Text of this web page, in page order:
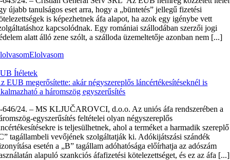
újabb tanulságos eset arra, hogy a „büntetés” jellegű fizetési
is képezhetnek áfa alapot, ha azok egy igénybe vett
kapcsolódnak. Egy romániai szállodában szerzői jogi
alatt álló zene szólt, a szálloda üzemeltetője azonban nem [...]
Elolvasom
Ítéletek
EUB megerősítette: akár négyszereplős láncértékesítéseknél is
a háromszög egyszerűsítés
24. – MS KLJUČAROVCI, d.o.o. Az uniós áfa rendszerében a
egyszerűsítés feltételei olyan négyszereplős
is teljesülhetnek, ahol a terméket a harmadik szereplő
tagállambeli vevőjének szolgáltatják ki. Adókijátszási szándék
esetén a „B” tagállam adóhatósága előírhatja az adószám
alapuló szankciós áfafizetési kötelezettséget, és ez az áfa [...]